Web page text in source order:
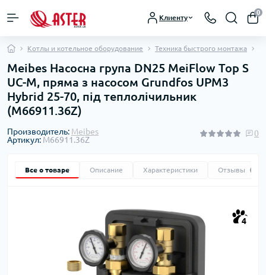
Клиенту
0
Котлы и котельное оборудование Техника быстрого монтажа
Meibes Насосна група DN25 MeiFlow Top S
UC-M, пряма з насосом Grundfos UPM3
Hybrid 25-70, під теплолічильник
(M66911.36Z)
Производитель: Meibes
Артикул: M66911.36Z
0
Все о товаре Описание Характеристики Отзывы
4